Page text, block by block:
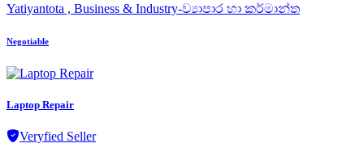
Yatiyantota , Business & Industry-ව්‍යාපාර හා කර්මාන්ත
Negotiable
Laptop Repair
Veryfied Seller